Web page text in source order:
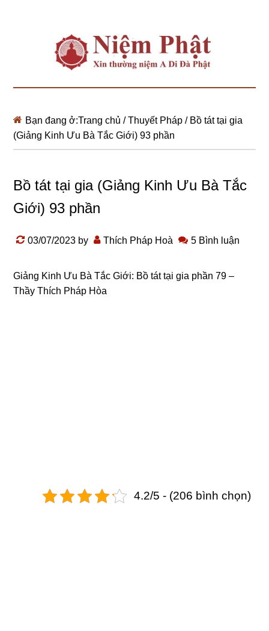
Bạn đang ở:Trang chủ / Thuyết Pháp /Bồ tát tại gia
(Giảng Kinh Ưu Bà Tắc Giới) 93 phần
Bồ tát tại gia (Giảng Kinh Ưu Bà Tắc
Giới) 93 phần
03/07/2023 by Thích Pháp Hoà 5 Bình luận
Giảng Kinh Ưu Bà Tắc Giới: Bồ tát tại gia phần 79 –
Thầy Thích Pháp Hòa
4.2/5 - (206 bình chọn)